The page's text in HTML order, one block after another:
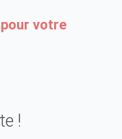
votre
!